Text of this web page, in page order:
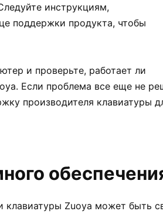
инструкциям,
поддержки продукта, чтобы
и проверьте, работает ли
Если проблема все еще не
производителя клавиатуры
Zuoya может быть